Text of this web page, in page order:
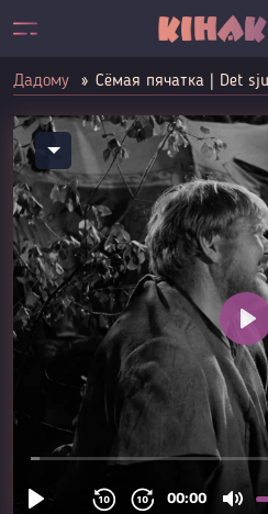
Дадому Сёмая пячатка | Det